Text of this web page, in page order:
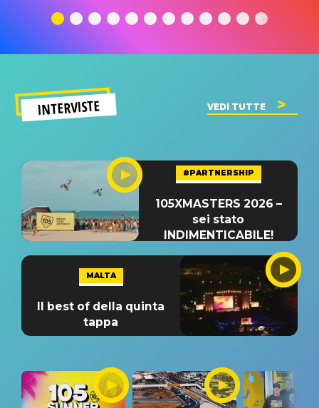
significato
del singolo
INTERVISTE VEDI TUTTE
#PARTNERSHIP
105XMASTERS 2026 –
sei stato
INDIMENTICABILE!
MALTA
Il best of della quinta
tappa